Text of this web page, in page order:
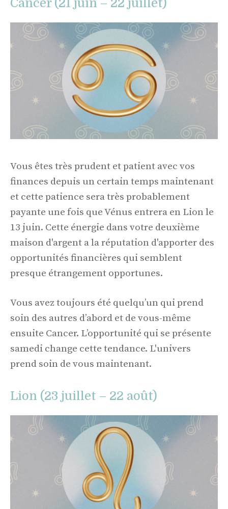
Cancer (21 juin – 22 juillet)
Vous êtes très prudent et patient avec vos
finances depuis un certain temps maintenant
et cette patience sera très probablement
payante une fois que Vénus entrera en Lion le
13 juin. Cette énergie dans votre deuxième
maison d'argent a la réputation d'apporter des
opportunités financières qui semblent
presque étrangement opportunes.
Vous avez toujours été quelqu’un qui prend
soin des autres d’abord et de vous-même
ensuite Cancer. L’opportunité qui se présente
samedi change cette tendance. L'univers
prend soin de vous maintenant.
Lion (23 juillet – 22 août)